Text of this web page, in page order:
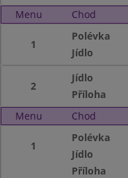
Menu
Chod
1
Polévka
Jídlo
2
Jídlo
Příloha
Menu
Chod
1
Polévka
Jídlo
Příloha